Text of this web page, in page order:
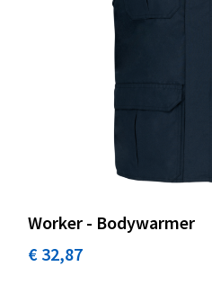
Worker - Bodywarmer
€ 32,87